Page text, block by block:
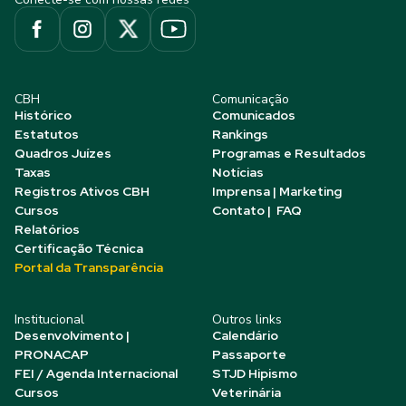
CBH
Histórico
Estatutos
Quadros Juízes
Taxas
Registros Ativos CBH
Cursos
Relatórios
Certificação Técnica
Portal da Transparência
Comunicação
Comunicados
Rankings
Programas e Resultados
Notícias
Imprensa | Marketing
Contato | FAQ
Institucional
Desenvolvimento |
PRONACAP
FEI / Agenda Internacional
Cursos
Outros links
Calendário
Passaporte
STJD Hipismo
Veterinária